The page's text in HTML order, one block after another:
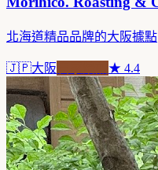
北海道精品品牌的大阪據點
🇯🇵大阪 ★ 4.4